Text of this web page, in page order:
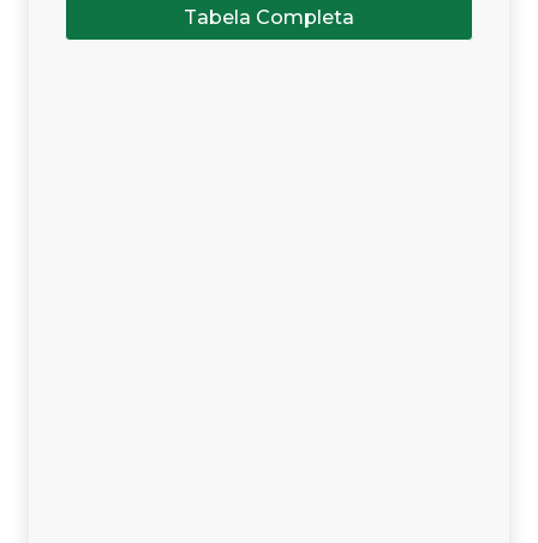
Tabela Completa